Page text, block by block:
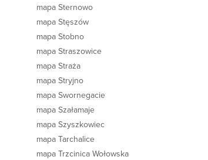
mapa Sternowo
mapa Stęszów
mapa Stobno
mapa Straszowice
mapa Straża
mapa Stryjno
mapa Swornegacie
mapa Szałamaje
mapa Szyszkowiec
mapa Tarchalice
mapa Trzcinica Wołowska